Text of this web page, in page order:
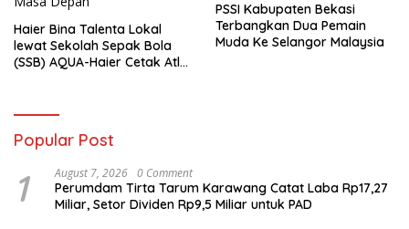
Haier Bina Talenta Lokal
lewat Sekolah Sepak Bola
(SSB) AQUA-Haier Cetak Atlet
PSSI Kabupaten Bekasi
Terbangkan Dua Pemain
Muda Ke Selangor Malaysia
Popular Post
1 August 7, 2026 0 Comment
Perumdam Tirta Tarum Karawang Catat Laba Rp17,27
Miliar, Setor Dividen Rp9,5 Miliar untuk PAD